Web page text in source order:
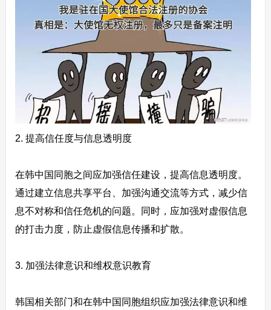
2. 提高信任度与信息透明度
在韩中国同胞之间应加强信任建设，提高信息透明度。
通过建立信息共享平台、加强沟通交流等方式，减少信
息不对称和信任危机的问题。同时，应加强对虚假信息
的打击力度，防止虚假信息传播和扩散。
3. 加强法律意识和维权意识教育
韩国相关部门和在韩中国同胞组织应加强法律意识和维